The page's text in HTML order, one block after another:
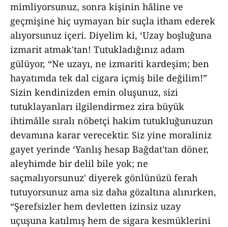
mimliyorsunuz, sonra kişinin hâline ve
geçmişine hiç uymayan bir suçla itham ederek
alıyorsunuz içeri. Diyelim ki, ‘Uzay boşluğuna
izmarit atmak'tan! Tutukladığınız adam
gülüyor, “Ne uzayı, ne izmariti kardeşim; ben
hayatımda tek dal cigara içmiş bile değilim!”
Sizin kendinizden emin oluşunuz, sizi
tutuklayanları ilgilendirmez zira büyük
ihtimâlle sıralı nöbetçi hakim tutukluğunuzun
devamına karar verecektir. Siz yine moraliniz
gayet yerinde ‘Yanlış hesap Bağdat'tan döner,
aleyhimde bir delil bile yok; ne
saçmalıyorsunuz' diyerek gönlünüzü ferah
tutuyorsunuz ama siz daha gözaltına alınırken,
“Şerefsizler hem devletten izinsiz uzay
uçuşuna katılmış hem de sigara kesmüklerini